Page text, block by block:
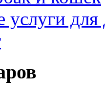
услуги